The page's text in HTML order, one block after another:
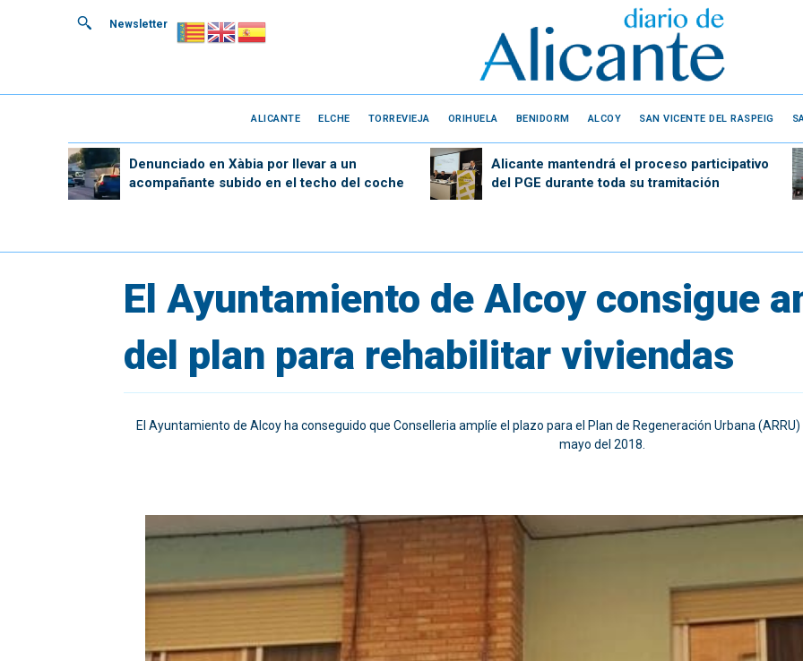
Newsletter
ALICANTE ELCHE TORREVIEJA ORIHUELA BENIDORM ALCOY SAN VICENTE DEL RASPEIG
Denunciado en Xàbia por llevar a un
acompañante subido en el techo del coche
Alicante mantendrá el proceso participativo
del PGE durante toda su tramitación
El Ayuntamiento de Alcoy consigue
del plan para rehabilitar viviendas
El Ayuntamiento de Alcoy ha conseguido que Conselleria amplíe el plazo para el Plan de Regeneración Urbana
mayo del 2018.